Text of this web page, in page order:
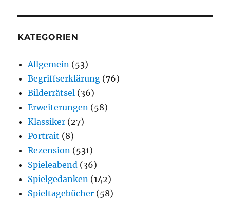
KATEGORIEN
Allgemein (53)
Begriffserklärung (76)
Bilderrätsel (36)
Erweiterungen (58)
Klassiker (27)
Portrait (8)
Rezension (531)
Spieleabend (36)
Spielgedanken (142)
Spieltagebücher (58)